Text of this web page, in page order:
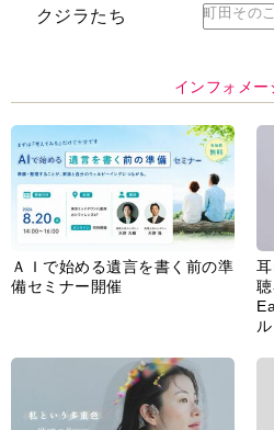
町田その
インフォメー
ＡＩで始める遺言を書く前の準
備セミナー開催